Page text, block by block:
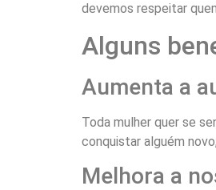
devemos respeitar
Alguns
Aumenta a
Toda mulher quer se
conquistar alguém
Melhora a